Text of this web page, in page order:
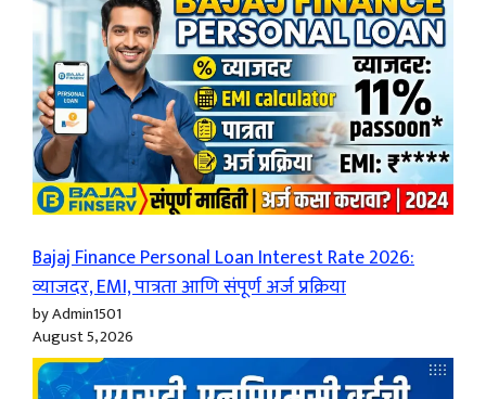
Bajaj Finance Personal Loan Interest Rate 2026:
व्याजदर, EMI, पात्रता आणि संपूर्ण अर्ज प्रक्रिया
by Admin1501
August 5, 2026